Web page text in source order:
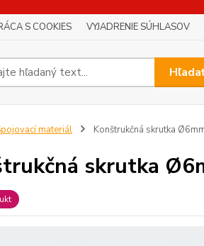
S COOKIES VYJADRENIE SÚHLASOV
materiál Konštrukčná skrutka
skrutka